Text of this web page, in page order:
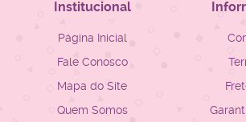
Institucional
Página Inicial
Fale Conosco
Mapa do Site
Quem Somos